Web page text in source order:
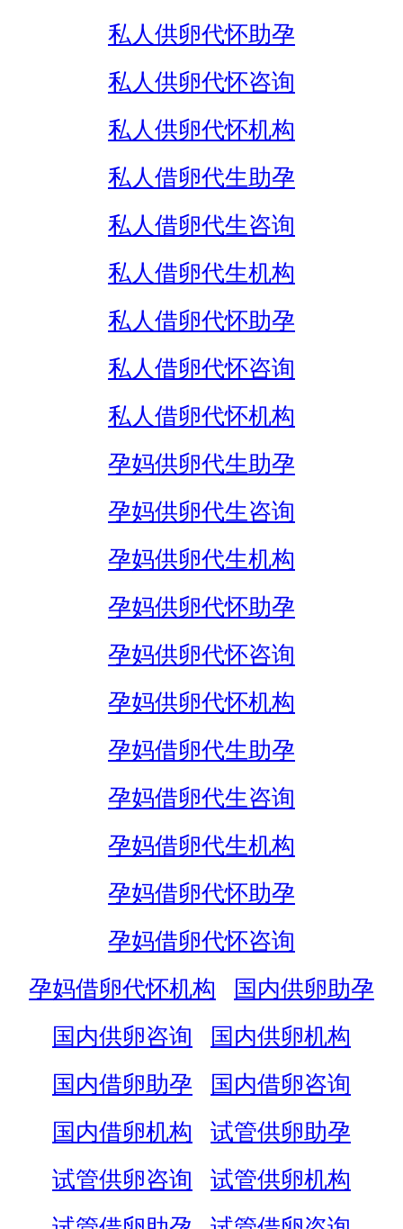
私人供卵代怀助孕
私人供卵代怀咨询
私人供卵代怀机构
私人借卵代生助孕
私人借卵代生咨询
私人借卵代生机构
私人借卵代怀助孕
私人借卵代怀咨询
私人借卵代怀机构
孕妈供卵代生助孕
孕妈供卵代生咨询
孕妈供卵代生机构
孕妈供卵代怀助孕
孕妈供卵代怀咨询
孕妈供卵代怀机构
孕妈借卵代生助孕
孕妈借卵代生咨询
孕妈借卵代生机构
孕妈借卵代怀助孕
孕妈借卵代怀咨询
孕妈借卵代怀机构
国内供卵助孕
国内供卵咨询
国内供卵机构
国内借卵助孕
国内借卵咨询
国内借卵机构
试管供卵助孕
试管供卵咨询
试管供卵机构